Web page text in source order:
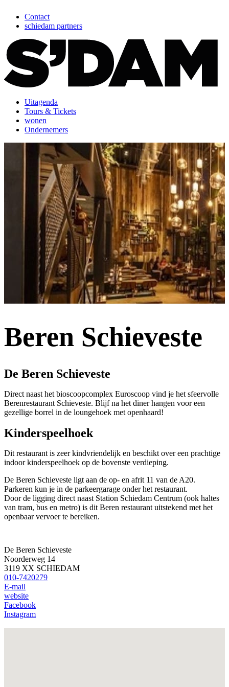
Contact
schiedam partners
Uitagenda
Tours & Tickets
wonen
Ondernemers
Beren Schieveste
De Beren Schieveste
Direct naast het bioscoopcomplex Euroscoop vind je het sfeervolle
Berenrestaurant Schieveste. Blijf na het diner hangen voor een
gezellige borrel in de loungehoek met openhaard!
Kinderspeelhoek
Dit restaurant is zeer kindvriendelijk en beschikt over een prachtige
indoor kinderspeelhoek op de bovenste verdieping.
De Beren Schieveste ligt aan de op- en afrit 11 van de A20.
Parkeren kun je in de parkeergarage onder het restaurant.
Door de ligging direct naast Station Schiedam Centrum (ook haltes
van tram, bus en metro) is dit Beren restaurant uitstekend met het
openbaar vervoer te bereiken.
De Beren Schieveste
Noorderweg 14
3119 XX SCHIEDAM
010-7420279
E-mail
website
Facebook
Instagram